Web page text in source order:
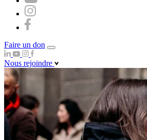
Faire un don
Nous rejoindre